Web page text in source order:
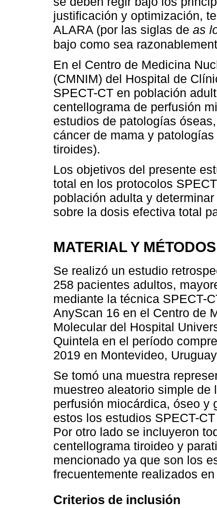
justificación y optimización,
ALARA (por las siglas de as
bajo como sea
En el Centro de Medicina
(CMNIM) del Hospital de
SPECT-CT en población
centellograma de perfusión
estudios de patologías
cáncer de mama y
tiroides). ⁠
Los objetivos del presente
total en los protocolos
población adulta y
sobre la dosis efectiva total
MATERIAL Y MÉTODOS
Se realizó un estudio
258 pacientes adultos,
mediante la técnica SPECT-
AnyScan 16 en el Centro de
Molecular del Hospital
Quintela en el período
2019 en Montevideo,
Se tomó una muestra
muestreo aleatorio simple
perfusión miocárdica, óseo y
estos los estudios SPECT-
Por otro lado se incluyeron
centellograma tiroideo y
mencionado ya que son los
frecuentemente realizados
Criterios de inclusión